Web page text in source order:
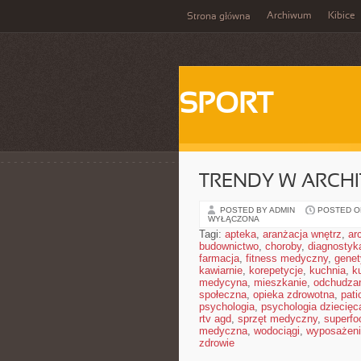
Strona główna Archiwum Kibice
SPORT
TRENDY W
POSTED BY ADMIN POSTED
WYŁĄCZONA
Tagi: apteka, aranżacja wnętrz,
budownictwo, choroby,
farmacja, fitness medyczny,
kawiarnie, korepetycje, kuchnia,
medycyna, mieszkanie,
społeczna, opieka zdrowotna,
psychologia, psychologia
rtv agd, sprzęt medyczny,
medyczna, wodociągi,
zdrowie